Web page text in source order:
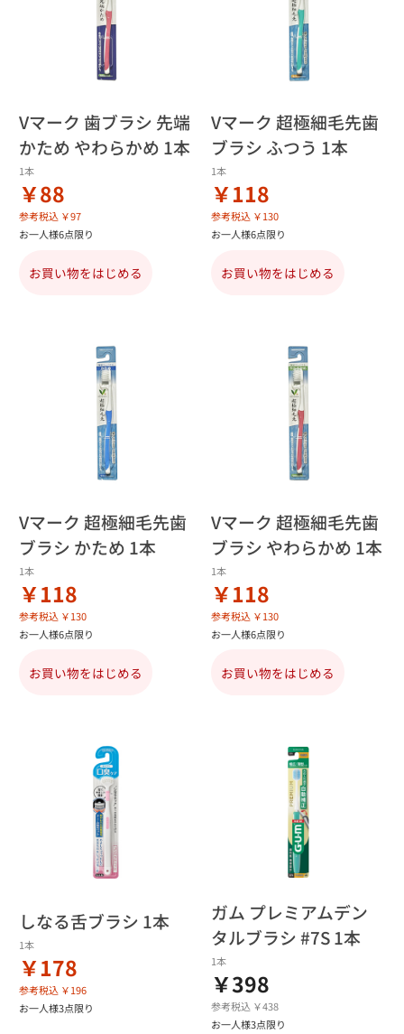
Vマーク 歯ブラシ 先端
かため やわらかめ 1本
1本
￥88
参考税込 ￥97
お一人様6点限り
お買い物をはじめる
Vマーク 超極細毛先歯
ブラシ ふつう 1本
1本
￥118
参考税込 ￥130
お一人様6点限り
お買い物をはじめる
Vマーク 超極細毛先歯
ブラシ かため 1本
1本
￥118
参考税込 ￥130
お一人様6点限り
お買い物をはじめる
Vマーク 超極細毛先歯
ブラシ やわらかめ 1本
1本
￥118
参考税込 ￥130
お一人様6点限り
お買い物をはじめる
しなる舌ブラシ 1本
1本
￥178
参考税込 ￥196
お一人様3点限り
ガム プレミアムデン
タルブラシ #7S 1本
1本
￥398
参考税込 ￥438
お一人様3点限り